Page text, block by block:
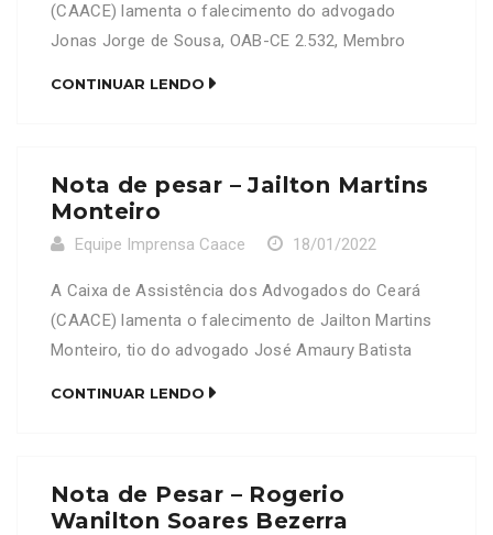
(CAACE) lamenta o falecimento do advogado
Jonas Jorge de Sousa, OAB-CE 2.532, Membro
familiares e amigos enlutados
CONTINUAR LENDO
Nota de pesar – Jailton Martins
Monteiro
Equipe Imprensa Caace 18/01/2022
A Caixa de Assistência dos Advogados do Ceará
(CAACE) lamenta o falecimento de Jailton Martins
Monteiro, tio do advogado José Amaury Batista
CONTINUAR LENDO
Nota de Pesar – Rogerio
Wanilton Soares Bezerra